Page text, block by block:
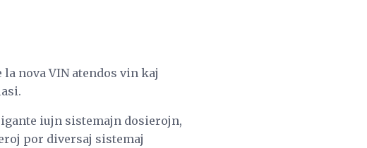
nova VIN atendos vin kaj
iujn sistemajn dosierojn,
por diversaj sistemaj